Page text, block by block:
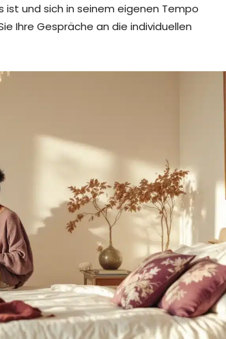
ist und sich in seinem eigenen Tempo
Ihre Gespräche an die individuellen